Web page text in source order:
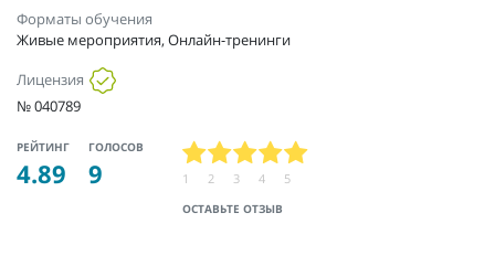
Форматы обучения
Живые мероприятия, Онлайн-тренинги
Лицензия
№ 040789
РЕЙТИНГ
4.89
ГОЛОСОВ
9
ОСТАВЬТЕ ОТЗЫВ
1 2 3 4 5